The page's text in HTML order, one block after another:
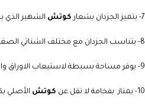
7- يتميز الجزدان بشعار كوتش الشهير الذي
8- يتناسب الجزدان مع مختلف الشناتي الصغيرة والمتوسطة والكبيرة الحجم.
9- يوفر مساحة بسيطة لاستيعاب الاوراق والنقود .
10- يمتاز بفخامة لا تقل عن كوتش الأصلي